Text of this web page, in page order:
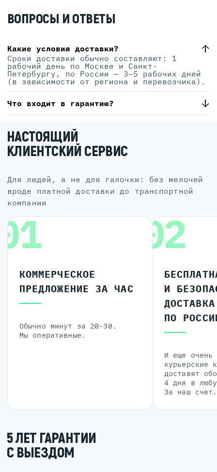
ВОПРОСЫ И ОТВЕТЫ
Какие условия доставки?
Сроки доставки обычно составляют: 1
рабочий день по Москве и Санкт-
Петербургу, по России — 3–5 рабочих дней
(в зависимости от региона и перевозчика).
Что входит в гарантию?
НАСТОЯЩИЙ
КЛИЕНТСКИЙ СЕРВИС
для людей, а не для галочки: без мелочей
вроде платной доставки до транспортной
компании
КОММЕРЧЕСКОЕ
ПРЕДЛОЖЕНИЕ ЗА ЧАС
Обычно минут за 20-30.
Мы оперативные.
02
И
ДОСТАВКА
ПО
И еще очень
курьерские
доставят
4 дня в
За наш счет.
5 ЛЕТ ГАРАНТИИ
С ВЫЕЗДОМ